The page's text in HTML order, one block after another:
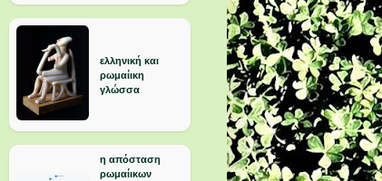
ελληνική και
ρωμαίικη
γλώσσα
η απόσταση
ρωμαίικων